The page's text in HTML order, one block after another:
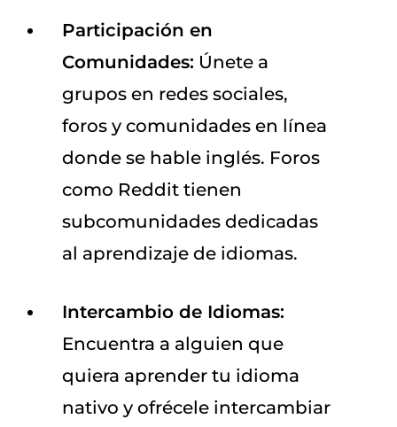
Participación en
Comunidades: Únete a
grupos en redes sociales,
foros y comunidades en línea
donde se hable inglés. Foros
como Reddit tienen
subcomunidades dedicadas
al aprendizaje de idiomas.
Intercambio de Idiomas:
Encuentra a alguien que
quiera aprender tu idioma
nativo y ofrécele intercambiar